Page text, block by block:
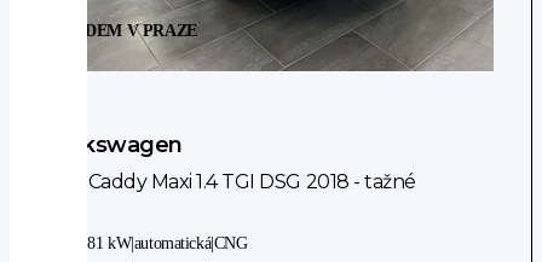
Volkswagen
VW Caddy Maxi 1.4 TGI DSG 2018 - tažné
|81 kW|automatická|CNG
SKLADEM V PRAZE